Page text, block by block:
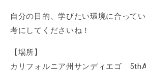
自分の目的、学びたい環境に合って
考にしてくださいね！
【場所】
カリフォルニア州サンディエゴ